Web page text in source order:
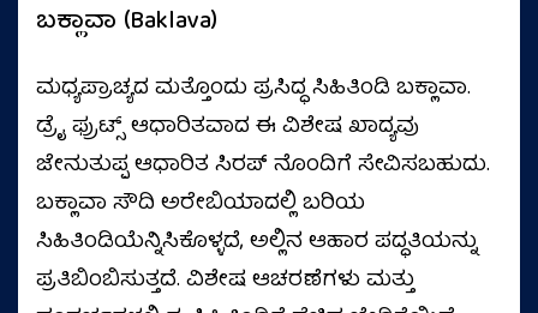
ಬಕ್ಲಾವಾ (Baklava)
ಮಧ್ಯಪ್ರಾಚ್ಯದ ಮತ್ತೊಂದು ಪ್ರಸಿದ್ಧ ಸಿಹಿತಿಂಡಿ ಬಕ್ಲಾವಾ.
ಡ್ರೈ ಫ್ರುಟ್ಸ್‌ ಆಧಾರಿತವಾದ ಈ ವಿಶೇಷ ಖಾದ್ಯವು
ಜೇನುತುಪ್ಪ ಆಧಾರಿತ ಸಿರಪ್ ನೊಂದಿಗೆ ಸೇವಿಸಬಹುದು.
ಬಕ್ಲಾವಾ ಸೌದಿ ಅರೇಬಿಯಾದಲ್ಲಿ ಬರಿಯ
ಸಿಹಿತಿಂಡಿಯೆನ್ನಿಸಿಕೊಳ್ಳದೆ, ಅಲ್ಲಿನ ಆಹಾರ ಪದ್ಧತಿಯನ್ನು
ಪ್ರತಿಬಿಂಬಿಸುತ್ತದೆ. ವಿಶೇಷ ಆಚರಣೆಗಳು ಮತ್ತು